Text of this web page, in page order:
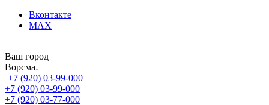
Вконтакте
MAX
Ваш город
Ворсма
+7 (920) 03-99-000
+7 (920) 03-99-000
+7 (920) 03-77-000